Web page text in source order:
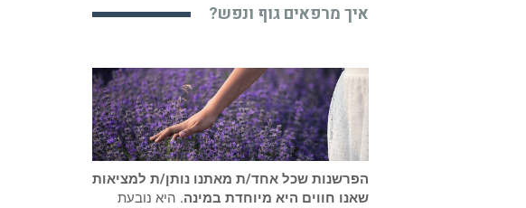
איך מרפאים גוף ונפש?
הפרשנות שכל אחד/ת מאתנו נותן/ת למציאות
שאנו חווים היא מיוחדת במינה. היא נובעת